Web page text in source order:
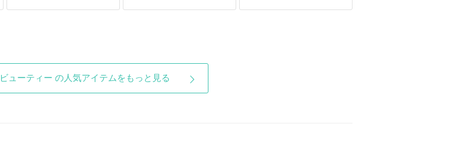
ューティー の人気アイテムをもっと見る